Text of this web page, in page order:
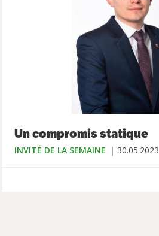
Un compromis statique
INVITÉ DE LA SEMAINE 30.05.2023